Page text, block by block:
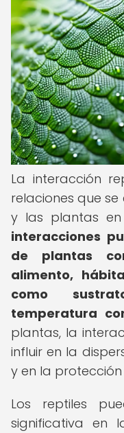
La interacción
relaciones que
y las plantas
interacciones
de plantas
alimento,
como
temperatura
plantas, la
influir en la
y en la
Los reptiles
significativa en